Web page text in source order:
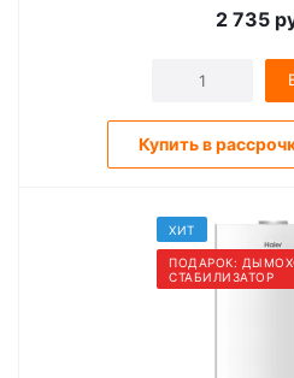
2 735
Купить в
ХИТ
ПОДАРОК:
СТАБИЛИЗАТОР